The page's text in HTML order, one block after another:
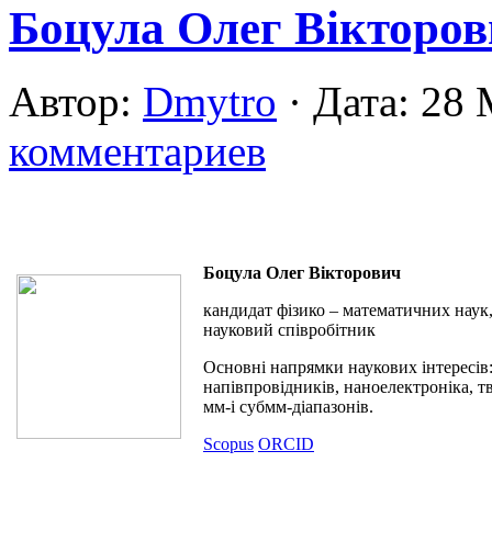
Боцула Олег
Автор: Dmytro · Дата:
комментариев
Боцула Олег Вікторович
кандидат фізико – математичних
науковий співробітник
Основні напрямки наукових
напівпровідників, наноелектроніка,
мм-і субмм-діапазонів.
Scopus ORCID